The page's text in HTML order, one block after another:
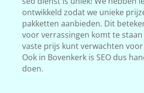
ontwikkeld zodat we unieke
pakketten aanbieden. Dit
voor verrassingen komt te
vaste prijs kunt verwachten
Ook in Bovenkerk is SEO dus
doen.